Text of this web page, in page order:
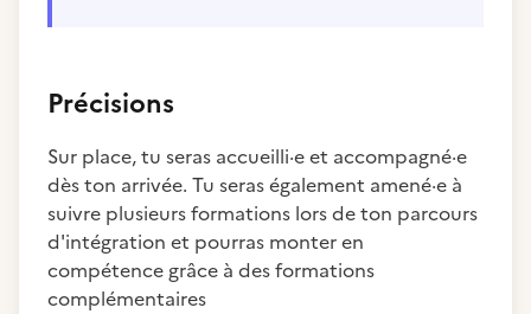
Précisions
Sur place, tu seras accueilli·e et accompagné·e
dès ton arrivée. Tu seras également amené·e à
suivre plusieurs formations lors de ton parcours
d'intégration et pourras monter en
compétence grâce à des formations
complémentaires